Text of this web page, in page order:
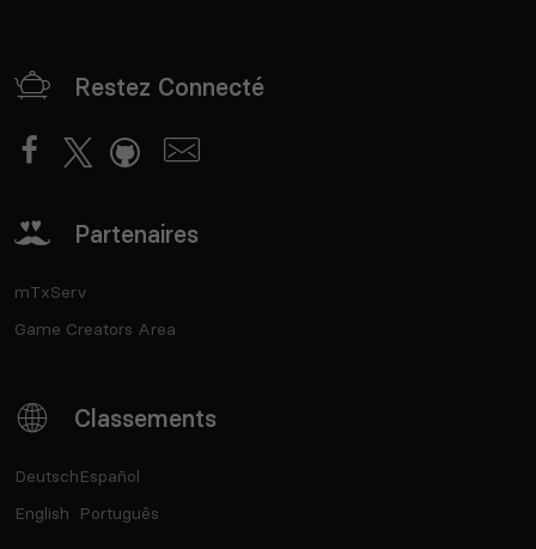
Restez Connecté
Partenaires
mTxServ
Game Creators Area
Classements
Deutsch
English
Español
Português